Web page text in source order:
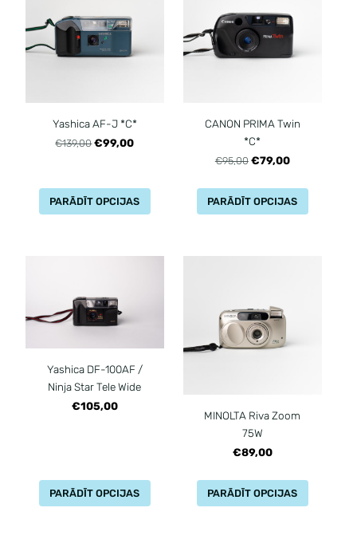
Yashica AF-J *C*
€139,00 €99,00
PARĀDĪT OPCIJAS
CANON PRIMA Twin
*C*
€95,00 €79,00
PARĀDĪT OPCIJAS
Yashica DF-100AF /
Ninja Star Tele Wide
€105,00
PARĀDĪT OPCIJAS
MINOLTA Riva Zoom
75W
€89,00
PARĀDĪT OPCIJAS